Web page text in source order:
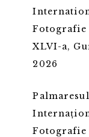
Fotografie
XLVI-a,
2026
Fotografie